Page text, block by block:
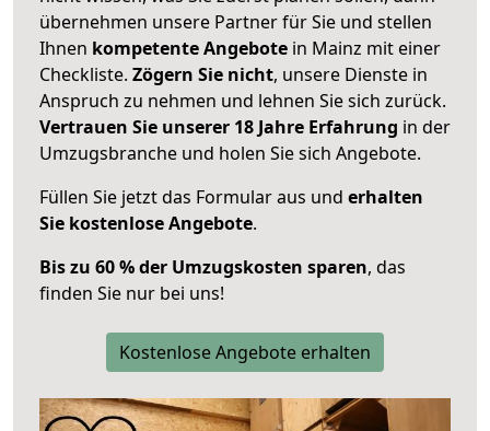
übernehmen unsere Partner für Sie und stellen
Ihnen kompetente Angebote in Mainz mit einer
Checkliste. Zögern Sie nicht, unsere Dienste in
Anspruch zu nehmen und lehnen Sie sich zurück.
Vertrauen Sie unserer 18 Jahre Erfahrung in der
Umzugsbranche und holen Sie sich Angebote.
Füllen Sie jetzt das Formular aus und erhalten
Sie kostenlose Angebote.
Bis zu 60 % der Umzugskosten sparen, das
finden Sie nur bei uns!
Kostenlose Angebote erhalten